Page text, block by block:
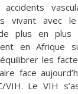
vivant avec
plus en plus
en Afrique
les
face
VIH. Le VIH